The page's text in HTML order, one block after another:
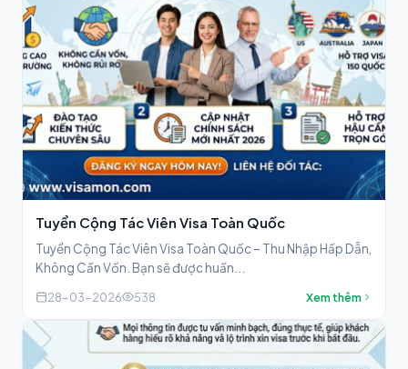
Tuyển Cộng Tác Viên Visa Toàn Quốc
Tuyển Cộng Tác Viên Visa Toàn Quốc – Thu Nhập Hấp Dẫn,
Không Cần Vốn. Bạn sẽ được huấn...
28-03-2026 538 Xem thêm